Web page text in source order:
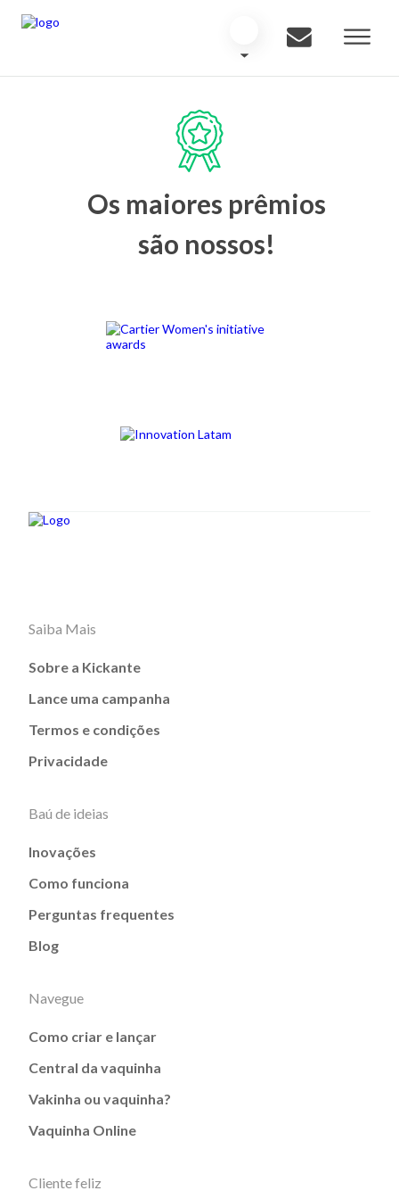
Os maiores prêmios
são nossos!
Saiba Mais
Sobre a Kickante
Lance uma campanha
Termos e condições
Privacidade
Baú de ideias
Inovações
Como funciona
Perguntas frequentes
Blog
Navegue
Como criar e lançar
Central da vaquinha
Vakinha ou vaquinha?
Vaquinha Online
Cliente feliz